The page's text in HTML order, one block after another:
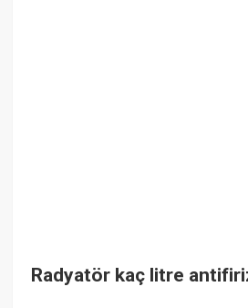
Radyatör kaç litre